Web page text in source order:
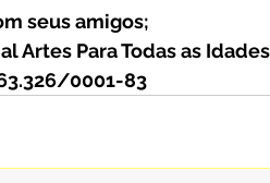
seus amigos;
Artes Para Todas as Idades
0001-83